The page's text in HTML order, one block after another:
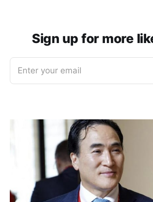
Sign up for more
Enter your email